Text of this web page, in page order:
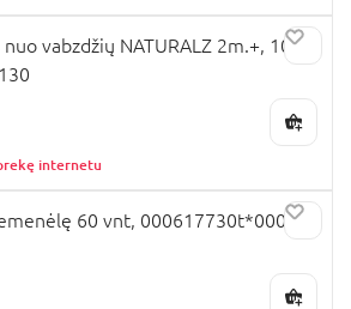
nuo vabzdžių NATURALZ 2m.+, 100
internetu
60 vnt, 000617730t*00000